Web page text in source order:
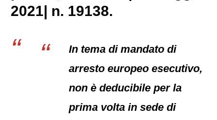
2021| n. 19138.
In tema di mandato di
arresto europeo esecutivo,
non è deducibile per la
prima volta in sede di